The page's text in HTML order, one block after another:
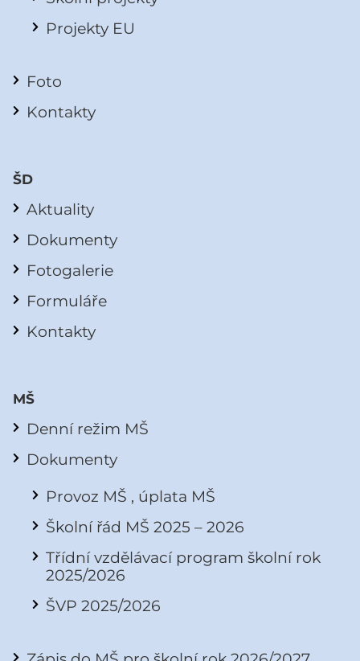
Projekty EU
Foto
Kontakty
ŠD
Aktuality
Dokumenty
Fotogalerie
Formuláře
Kontakty
MŠ
Denní režim MŠ
Dokumenty
Provoz MŠ , úplata MŠ
Školní řád MŠ 2025 – 2026
Třídní vzdělávací program školní rok
2025/2026
ŠVP 2025/2026